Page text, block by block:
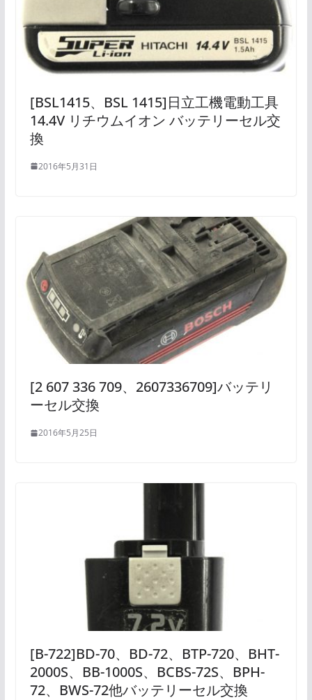
[BSL1415、BSL 1415]日立工機電動工具
14.4V リチウムイオン バッテリーセル交
換
2016年5月31日
[2 607 336 709、2607336709]バッテリ
ーセル交換
2016年5月25日
[B-722]BD-70、BD-72、BTP-720、BHT-
2000S、BB-1000S、BCBS-72S、BPH-
72、BWS-72他バッテリーセル交換